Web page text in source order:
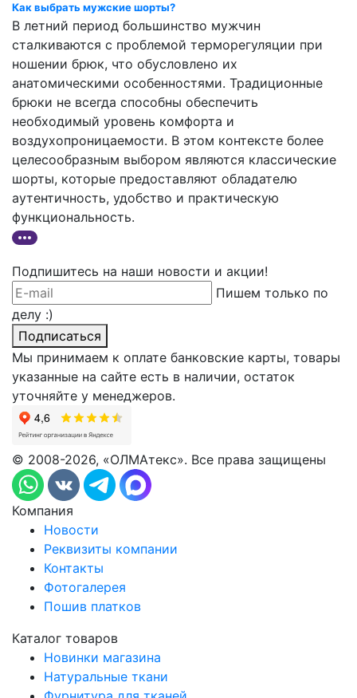
Как выбрать мужские шорты?
В летний период большинство мужчин
сталкиваются с проблемой терморегуляции при
ношении брюк, что обусловлено их
анатомическими особенностями. Традиционные
брюки не всегда способны обеспечить
необходимый уровень комфорта и
воздухопроницаемости. В этом контексте более
целесообразным выбором являются классические
шорты, которые предоставляют обладателю
аутентичность, удобство и практическую
функциональность.
Подпишитесь на наши новости и акции!
Пишем только по
делу :)
Подписаться
Мы принимаем к оплате банковские карты, товары
указанные на сайте есть в наличии, остаток
уточняйте у менеджеров.
© 2008-2026, «ОЛМАтекс». Все права защищены
Компания
Новости
Реквизиты компании
Контакты
Фотогалерея
Пошив платков
Каталог товаров
Новинки магазина
Натуральные ткани